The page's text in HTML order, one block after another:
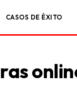
CASOS DE ÉXITO